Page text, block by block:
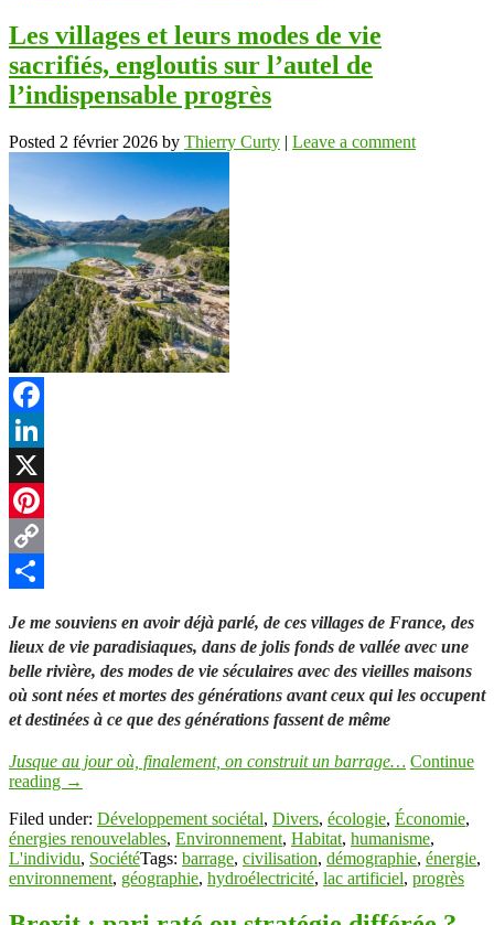
Les villages et leurs modes de vie
sacrifiés, engloutis sur l’autel de
l’indispensable progrès
Posted 2 février 2026 by Thierry Curty | Leave a comment
Facebook
LinkedIn
X
Pinterest
Copy
Je me souviens en avoir déjà parlé, de ces villages de France, des
lieux de vie paradisiaques, dans de jolis fonds de vallée avec une
belle rivière, des modes de vie séculaires avec des vieilles maisons
où sont nées et mortes des générations avant ceux qui les occupent
et destinées à ce que des générations fassent de même
Jusque au jour où, finalement, on construit un barrage… Continue
reading →
Filed under: Développement sociétal, Divers, écologie, Économie,
énergies renouvelables, Environnement, Habitat, humanisme,
L'individu, SociétéTags: barrage, civilisation, démographie, énergie,
environnement, géographie, hydroélectricité, lac artificiel, progrès